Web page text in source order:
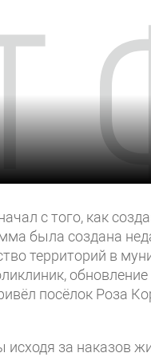
с того, как
была создана
территорий в
посёлок Роза
за наказов